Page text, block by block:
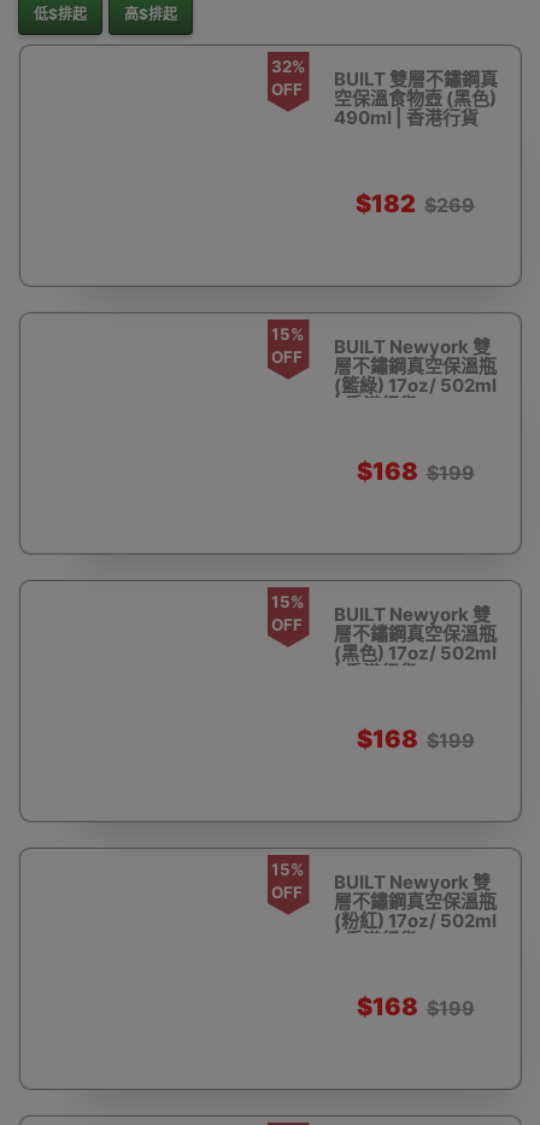
低$排起 高$排起
32%
OFF
BUILT 雙層不鏽鋼真
空保溫食物壺 (黑色)
490ml | 香港行貨
$182 $269
15%
OFF
BUILT Newyork 雙
層不鏽鋼真空保溫瓶
(籃綠) 17oz/ 502ml
| 香港行貨
$168 $199
15%
OFF
BUILT Newyork 雙
層不鏽鋼真空保溫瓶
(黑色) 17oz/ 502ml
| 香港行貨
$168 $199
15%
OFF
BUILT Newyork 雙
層不鏽鋼真空保溫瓶
(粉紅) 17oz/ 502ml
| 香港行貨
$168 $199